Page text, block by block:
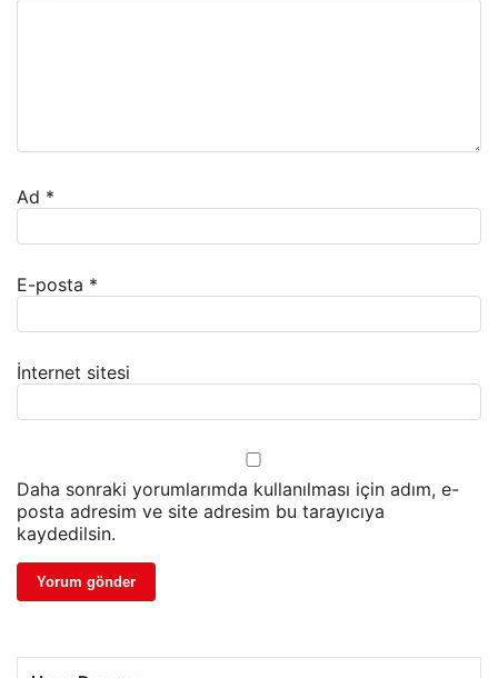
Ad *
E-posta *
İnternet sitesi
Daha sonraki yorumlarımda kullanılması için adım, e-
posta adresim ve site adresim bu tarayıcıya
kaydedilsin.